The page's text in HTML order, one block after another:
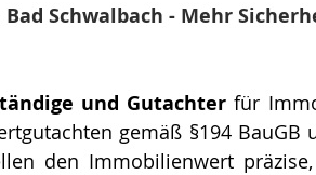
Schwalbach - Mehr
und Gutachter für
den Immobilienwert